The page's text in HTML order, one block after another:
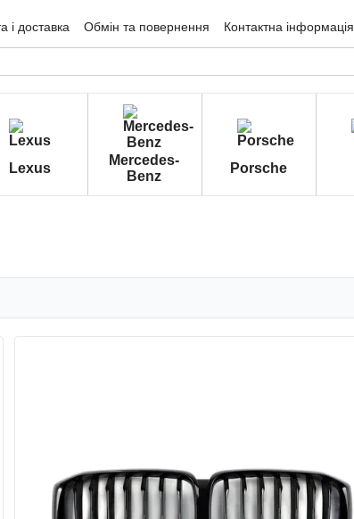
і доставка Обмін та повернення Контактна інформація
про магазин
Lexus
Mercedes-
Benz
Porsche